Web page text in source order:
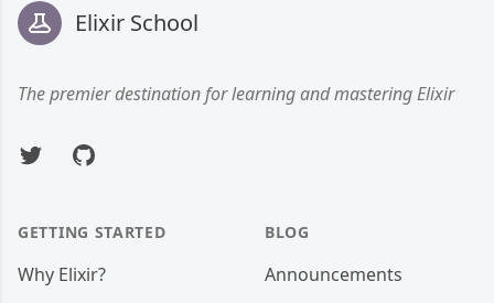
Elixir School
The premier destination for learning and mastering Elixir
TwitterGitHub
GETTING STARTED
Why Elixir?
BLOG
Announcements